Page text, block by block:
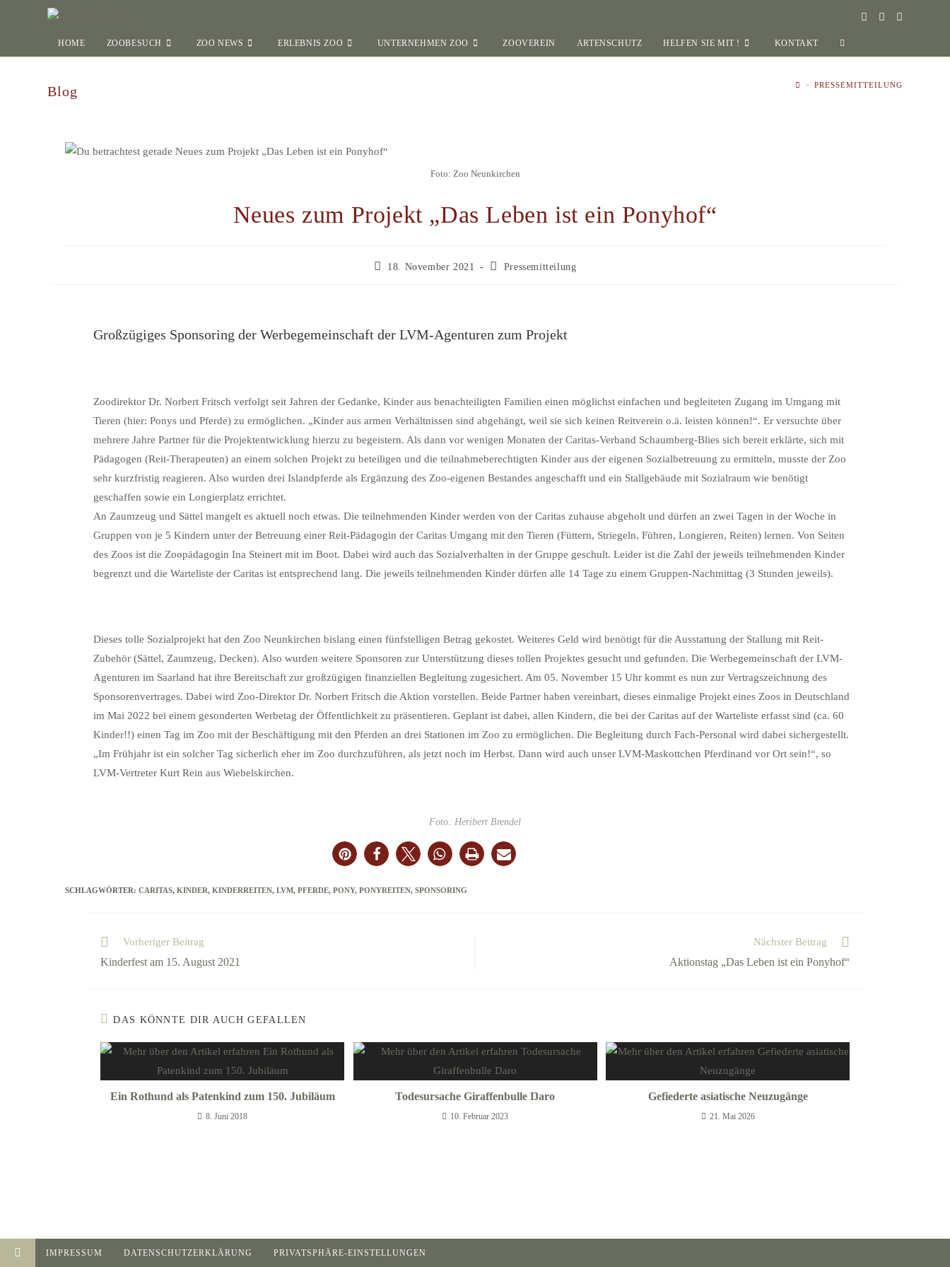
HOME ZOOBESUCH ZOO NEWS ERLEBNIS ZOO UNTERNEHMEN ZOO ZOOVEREIN ARTENSCHUTZ HELFEN SIE MIT ! KONTAKT
Blog > PRESSEMITTEILUNG
Foto: Zoo Neunkirchen
Neues zum Projekt „Das Leben ist ein Ponyhof“
18. November 2021 Pressemitteilung
Großzügiges Sponsoring der Werbegemeinschaft der LVM-Agenturen zum Projekt
Zoodirektor Dr. Norbert Fritsch verfolgt seit Jahren der Gedanke, Kinder aus benachteiligten Familien einen möglichst einfachen und begleiteten Zugang im Umgang mit
Tieren (hier: Ponys und Pferde) zu ermöglichen. „Kinder aus armen Verhältnissen sind abgehängt, weil sie sich keinen Reitverein o.ä. leisten können!“. Er versuchte über
mehrere Jahre Partner für die Projektentwicklung hierzu zu begeistern. Als dann vor wenigen Monaten der Caritas-Verband Schaumberg-Blies sich bereit erklärte, sich mit
Pädagogen (Reit-Therapeuten) an einem solchen Projekt zu beteiligen und die teilnahmeberechtigten Kinder aus der eigenen Sozialbetreuung zu ermitteln, musste der Zoo
sehr kurzfristig reagieren. Also wurden drei Islandpferde als Ergänzung des Zoo-eigenen Bestandes angeschafft und ein Stallgebäude mit Sozialraum wie benötigt
geschaffen sowie ein Longierplatz errichtet.
An Zaumzeug und Sättel mangelt es aktuell noch etwas. Die teilnehmenden Kinder werden von der Caritas zuhause abgeholt und dürfen an zwei Tagen in der Woche in
Gruppen von je 5 Kindern unter der Betreuung einer Reit-Pädagogin der Caritas Umgang mit den Tieren (Füttern, Striegeln, Führen, Longieren, Reiten) lernen. Von Seiten
des Zoos ist die Zoopädagogin Ina Steinert mit im Boot. Dabei wird auch das Sozialverhalten in der Gruppe geschult. Leider ist die Zahl der jeweils teilnehmenden Kinder
begrenzt und die Warteliste der Caritas ist entsprechend lang. Die jeweils teilnehmenden Kinder dürfen alle 14 Tage zu einem Gruppen-Nachmittag (3 Stunden jeweils).
Dieses tolle Sozialprojekt hat den Zoo Neunkirchen bislang einen fünfstelligen Betrag gekostet. Weiteres Geld wird benötigt für die Ausstattung der Stallung mit Reit-
Zubehör (Sättel, Zaumzeug, Decken). Also wurden weitere Sponsoren zur Unterstützung dieses tollen Projektes gesucht und gefunden. Die Werbegemeinschaft der LVM-
Agenturen im Saarland hat ihre Bereitschaft zur großzügigen finanziellen Begleitung zugesichert. Am 05. November 15 Uhr kommt es nun zur Vertragszeichnung des
Sponsorenvertrages. Dabei wird Zoo-Direktor Dr. Norbert Fritsch die Aktion vorstellen. Beide Partner haben vereinbart, dieses einmalige Projekt eines Zoos in Deutschland
im Mai 2022 bei einem gesonderten Werbetag der Öffentlichkeit zu präsentieren. Geplant ist dabei, allen Kindern, die bei der Caritas auf der Warteliste erfasst sind (ca. 60
Kinder!!) einen Tag im Zoo mit der Beschäftigung mit den Pferden an drei Stationen im Zoo zu ermöglichen. Die Begleitung durch Fach-Personal wird dabei sichergestellt.
„Im Frühjahr ist ein solcher Tag sicherlich eher im Zoo durchzuführen, als jetzt noch im Herbst. Dann wird auch unser LVM-Maskottchen Pferdinand vor Ort sein!“, so
LVM-Vertreter Kurt Rein aus Wiebelskirchen.
Foto: Heribert Brendel
SCHLAGWÖRTER: CARITAS, KINDER, KINDERREITEN, LVM, PFERDE, PONY, PONYREITEN, SPONSORING
Vorheriger Beitrag
Kinderfest am 15. August 2021
Nächster Beitrag
Aktionstag „Das Leben ist ein Ponyhof“
DAS KÖNNTE DIR AUCH GEFALLEN
Ein Rothund als Patenkind zum 150. Jubiläum
8. Juni 2018
Todesursache Giraffenbulle Ŋaro
10. Februar 2023
Gefiederte asiatische Neuzugänge
21. Mai 2026
IMPRESSUM DATENSCHUTZERKLÄRUNG PRIVATSPHÄRE-EINSTELLUNGEN
WordPress Cookie Hinweis von Real Cookie Banner